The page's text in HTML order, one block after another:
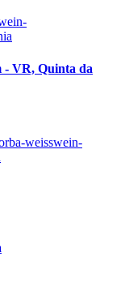
- VR, Quinta da